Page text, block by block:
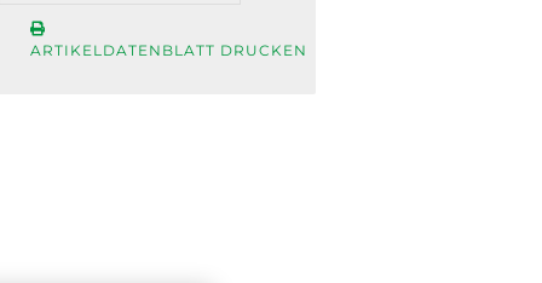
ARTIKELDATENBLATT DRUCKEN